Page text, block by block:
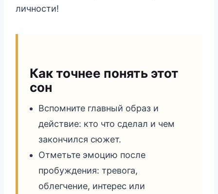
личности!
Как точнее понять этот
сон
Вспомните главный образ и
действие: кто что сделал и чем
закончился сюжет.
Отметьте эмоцию после
пробуждения: тревога,
облегчение, интерес или